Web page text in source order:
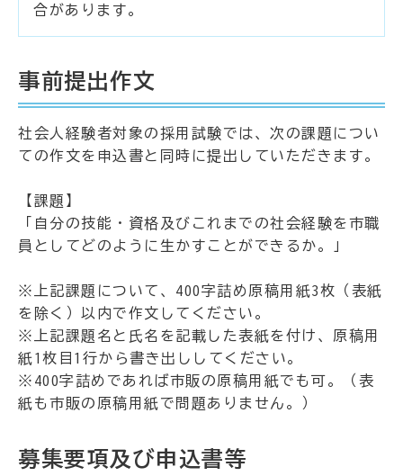
合があります。
事前提出作文
社会人経験者対象の採用試験では、次の課題につい
ての作文を申込書と同時に提出していただきます。
【課題】
「自分の技能・資格及びこれまでの社会経験を市職
員としてどのように生かすことができるか。」
※上記課題について、400字詰め原稿用紙3枚（表紙
を除く）以内で作文してください。
※上記課題名と氏名を記載した表紙を付け、原稿用
紙1枚目1行から書き出ししてください。
※400字詰めであれば市販の原稿用紙でも可。（表
紙も市販の原稿用紙で問題ありません。）
募集要項及び申込書等